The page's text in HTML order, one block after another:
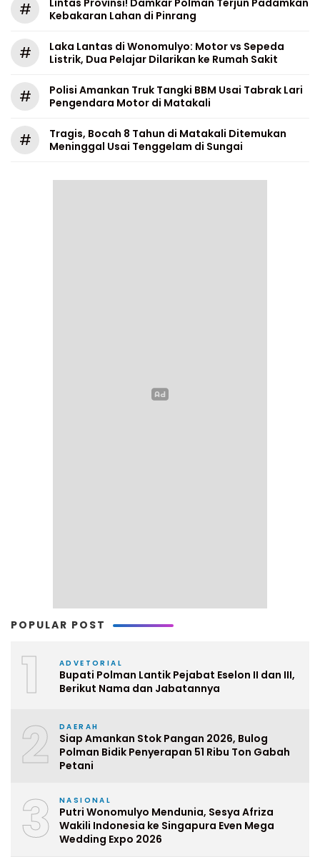
#
Lintas Provinsi! Damkar Polman Terjun Padamkan
Kebakaran Lahan di Pinrang
#
Laka Lantas di Wonomulyo: Motor vs Sepeda
Listrik, Dua Pelajar Dilarikan ke Rumah Sakit
#
Polisi Amankan Truk Tangki BBM Usai Tabrak Lari
Pengendara Motor di Matakali
#
Tragis, Bocah 8 Tahun di Matakali Ditemukan
Meninggal Usai Tenggelam di Sungai
POPULAR POST
1 ADVETORIAL
Bupati Polman Lantik Pejabat Eselon II dan III,
Berikut Nama dan Jabatannya
2 DAERAH
Siap Amankan Stok Pangan 2026, Bulog
Polman Bidik Penyerapan 51 Ribu Ton Gabah
Petani
3 NASIONAL
Putri Wonomulyo Mendunia, Sesya Afriza
Wakili Indonesia ke Singapura Even Mega
Wedding Expo 2026